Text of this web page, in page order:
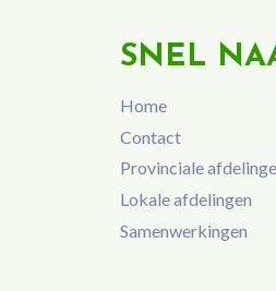
SNEL
Home
Contact
Provinciale
Lokale afdelingen
Samenwerkingen